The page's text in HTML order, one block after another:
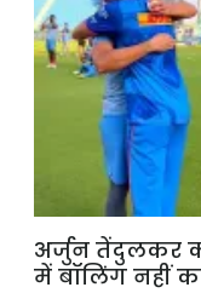
अर्जुन तेंदुलकर
में बॉलिंग नहीं